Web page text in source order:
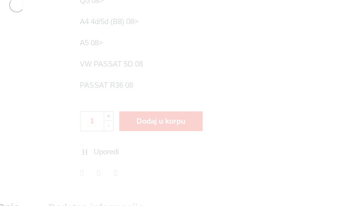
A4 4d/5d (B8) 08>
A5 08>
VW PASSAT 5D 08
PASSAT R36 08
+
-
Dodaj u korpu
Uporedi